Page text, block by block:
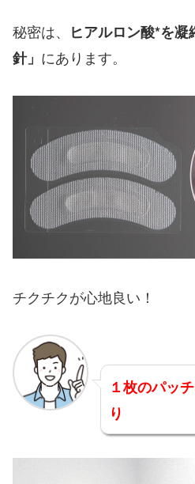
秘密は、
ヒアルロン酸*を
針」 にあります。
チクチクが心地良い！
１枚のパッ
り